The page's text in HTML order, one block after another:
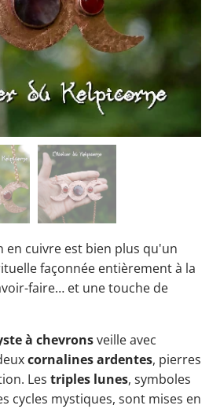
en cuivre est bien plus qu'un
façonnée entièrement à la
faire… et une touche de
à chevronsveille avec
cornalines ardentes, pierres
Les triples lunes, symboles
cycles mystiques, sont mises en